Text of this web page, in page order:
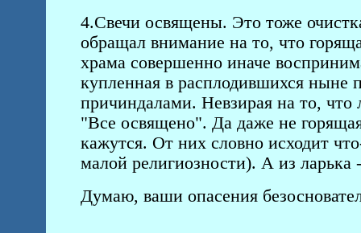
4.Свечи освящены. Это тоже
обращал внимание на то, что
храма совершенно иначе
купленная в расплодившихся ныне
причиндалами. Невзирая на то,
"Все освящено". Да даже не
кажутся. От них словно исходит
малой религиозности). А из ларька
Думаю, ваши опасения